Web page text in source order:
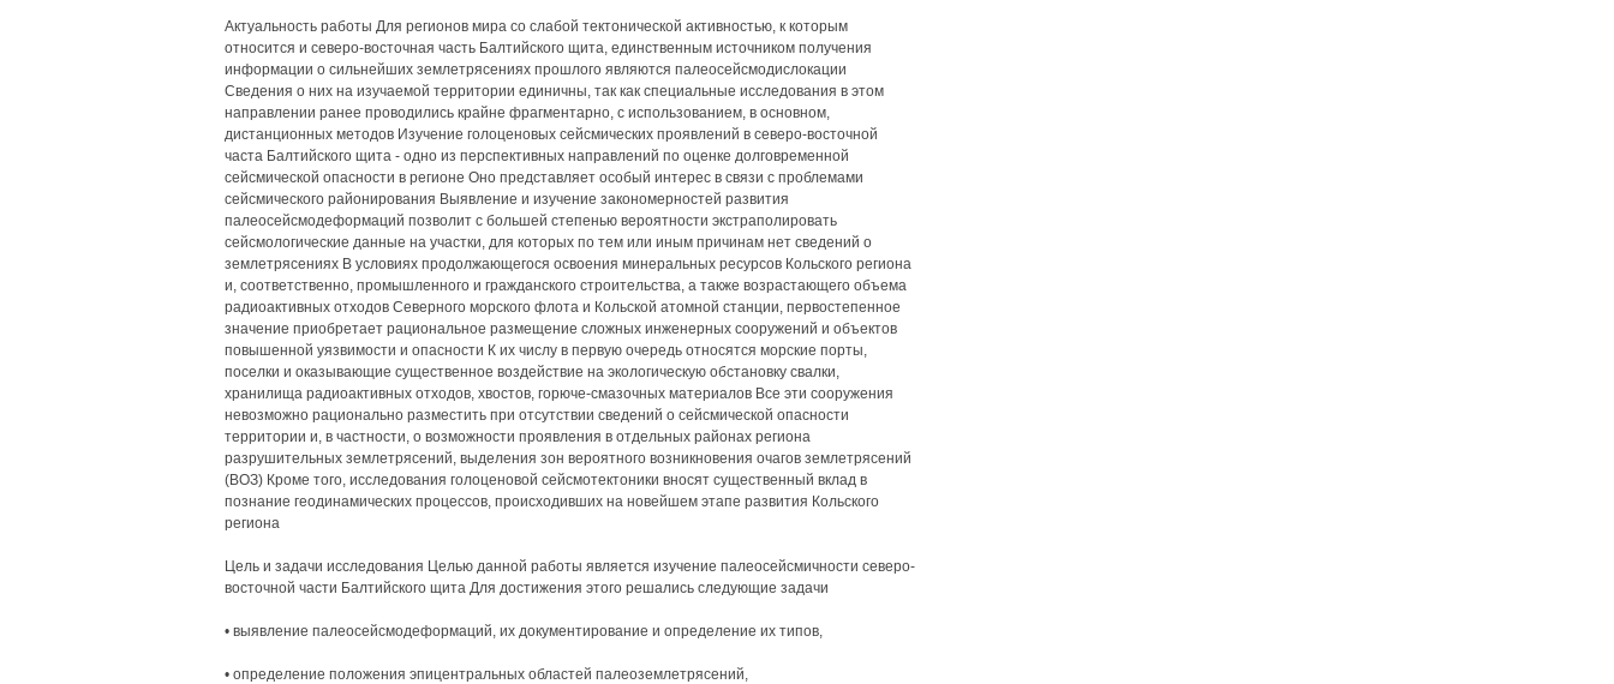
Актуальность работы Для регионов мира со слабой тектонической активностью, к которым
относится и северо-восточная часть Балтийского щита, единственным источником получения
информации о сильнейших землетрясениях прошлого являются палеосейсмодислокации
Сведения о них на изучаемой территории единичны, так как специальные исследования в этом
направлении ранее проводились крайне фрагментарно, с использованием, в основном,
дистанционных методов Изучение голоценовых сейсмических проявлений в северо-восточной
часта Балтийского щита - одно из перспективных направлений по оценке долговременной
сейсмической опасности в регионе Оно представляет особый интерес в связи с проблемами
сейсмического районирования Выявление и изучение закономерностей развития
палеосейсмодеформаций позволит с большей степенью вероятности экстраполировать
сейсмологические данные на участки, для которых по тем или иным причинам нет сведений о
землетрясениях В условиях продолжающегося освоения минеральных ресурсов Кольского региона
и, соответственно, промышленного и гражданского строительства, а также возрастающего объема
радиоактивных отходов Северного морского флота и Кольской атомной станции, первостепенное
значение приобретает рациональное размещение сложных инженерных сооружений и объектов
повышенной уязвимости и опасности К их числу в первую очередь относятся морские порты,
поселки и оказывающие существенное воздействие на экологическую обстановку свалки,
хранилища радиоактивных отходов, хвостов, горюче-смазочных материалов Все эти сооружения
невозможно рационально разместить при отсутствии сведений о сейсмической опасности
территории и, в частности, о возможности проявления в отдельных районах региона
разрушительных землетрясений, выделения зон вероятного возникновения очагов землетрясений
(ВОЗ) Кроме того, исследования голоценовой сейсмотектоники вносят существенный вклад в
познание геодинамических процессов, происходивших на новейшем этапе развития Кольского
региона
Цель и задачи исследования Целью данной работы является изучение палеосейсмичности северо-
восточной части Балтийского щита Для достижения этого решались следующие задачи
• выявление палеосейсмодеформаций, их документирование и определение их типов,
• определение положения эпицентральных областей палеоземлетрясений,